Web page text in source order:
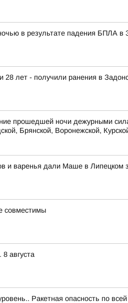
в результате падения БПЛА в
лет - получили ранения в
прошедшей ночи дежурными
Брянской, Воронежской,
и варенья дали Маше в Липецком
совместимы
августа
Ракетная опасность по